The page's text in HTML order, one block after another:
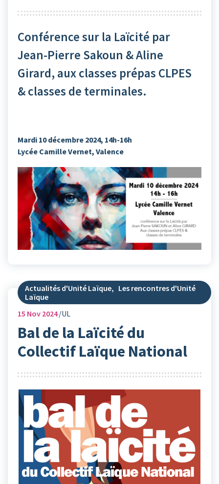
Conférence sur la Laïcité par
Jean-Pierre Sakoun & Aline
Girard, aux classes prépas CLPES
& classes de terminales.
Mardi 10 décembre 2024, 14h-16h
Lycée Camille Vernet, Valence
Actualités d'Unité Laïque, Les rencontres d'Unité
Laïque
15 Nov 2024 UL
Bal de la Laïcité du
Collectif Laïque National